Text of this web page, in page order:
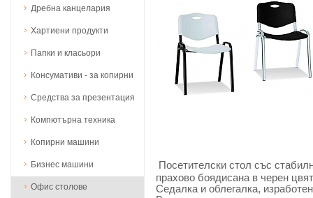
Дребна канцелария
Хартиени продукти
Папки и класьори
Консумативи - за копирни
Средства за презентация
Компютърна техника
Копирни машини
Бизнес машини
Офис столове
Посетителски стол със
прахово боядисана в черен
Седалка и облегалка,